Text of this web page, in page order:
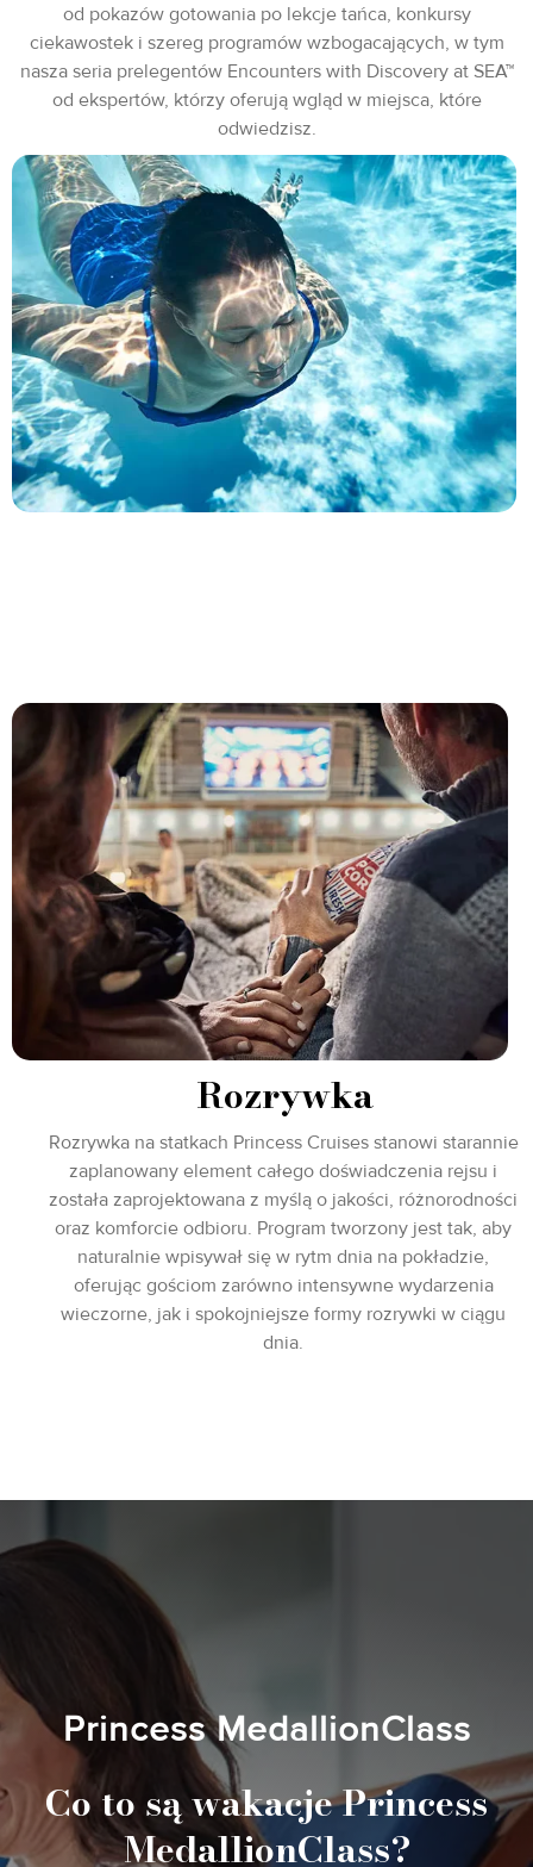
od pokazów gotowania po lekcje tańca, konkursy
ciekawostek i szereg programów wzbogacających, w tym
nasza seria prelegentów Encounters with Discovery at SEA™
od ekspertów, którzy oferują wgląd w miejsca, które
odwiedzisz.
Rozrywka
Rozrywka na statkach Princess Cruises stanowi starannie
zaplanowany element całego doświadczenia rejsu i
została zaprojektowana z myślą o jakości, różnorodności
oraz komforcie odbioru. Program tworzony jest tak, aby
naturalnie wpisywał się w rytm dnia na pokładzie,
oferując gościom zarówno intensywne wydarzenia
wieczorne, jak i spokojniejsze formy rozrywki w ciągu
dnia.
Princess MedallionClass
Co to są wakacje Princess
MedallionClass?